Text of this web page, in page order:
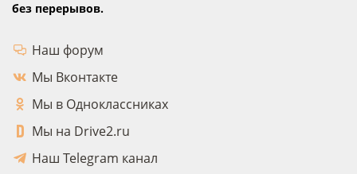
без перерывов.
Наш форум
Мы Вконтакте
Мы в Одноклассниках
Мы на Drive2.ru
Наш Telegram канал